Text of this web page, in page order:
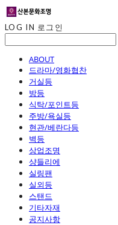
LOG IN 로그인
ABOUT
드라마/영화협찬
거실등
방등
식탁/포인트등
주방/욕실등
현관/베란다등
벽등
상업조명
샹들리에
실링팬
실외등
스탠드
기타자재
공지사항